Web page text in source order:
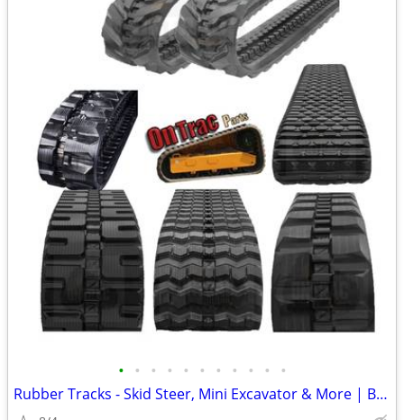
• • • • • • • • • • •
Rubber Tracks - Skid Steer, Mini Excavator & More | Best Prices